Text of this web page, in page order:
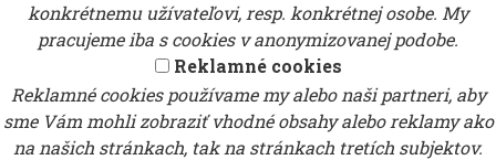
konkrétnemu užívateľovi, resp. konkrétnej osobe. My
pracujeme iba s cookies v anonymizovanej podobe.
Reklamné cookies
Reklamné cookies používame my alebo naši partneri, aby
sme Vám mohli zobraziť vhodné obsahy alebo reklamy ako
na našich stránkach, tak na stránkach tretích subjektov.